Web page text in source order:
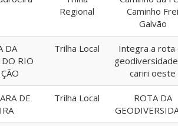
Regional
Caminho Frei
Galvão
DA
DO RIO
Trilha Local
Integra a rota
cariri oeste
DE
Trilha Local
ROTA DA